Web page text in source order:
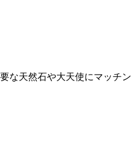
な天然石や大天使にマッチン